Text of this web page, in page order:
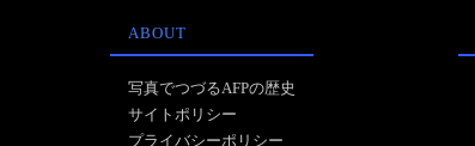
ABOUT
写真でつづるAFPの歴史
サイトポリシー
プライバシーポリシー